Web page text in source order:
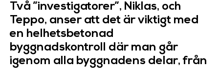
Två ”investigatorer”, Niklas, och
Teppo, anser att det är viktigt med
en helhetsbetonad
byggnadskontroll där man går
igenom alla byggnadens delar, från